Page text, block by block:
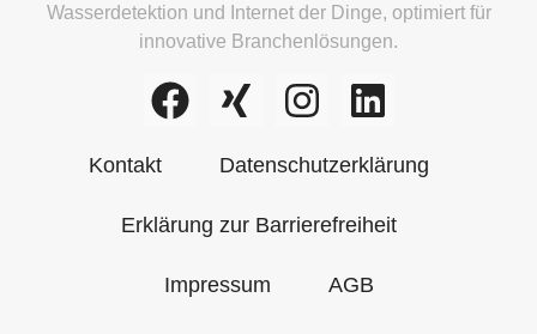
Wasserdetektion und Internet der Dinge, optimiert für
innovative Branchenlösungen.
Kontakt Datenschutzerklärung
Erklärung zur Barrierefreiheit
Impressum AGB